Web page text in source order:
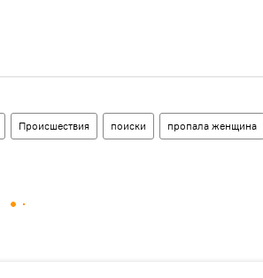
Происшествия поиски пропала женщина